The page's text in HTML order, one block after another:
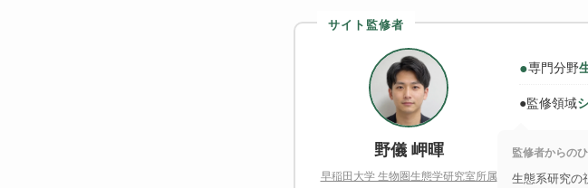
サイト監修者
野儀 岬暉
早稲田大学 生物圏生態学研究室所属
●専門分野
●監修領域
監修者からの
生態系研究の